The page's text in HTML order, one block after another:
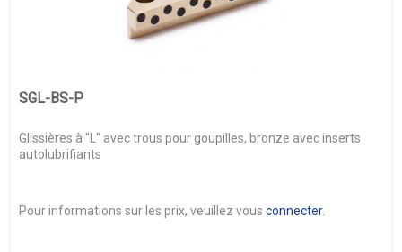
SGL-BS-P
Glissières à "L" avec trous pour goupilles, bronze avec inserts
autolubrifiants
Pour informations sur les prix, veuillez vousconnecter.